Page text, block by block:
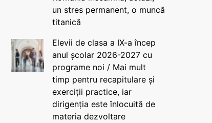
un stres permanent, o muncă
titanică
Elevii de clasa a IX-a încep
anul școlar 2026-2027 cu
programe noi / Mai mult
timp pentru recapitulare și
exerciții practice, iar
dirigenția este înlocuită de
materia dezvoltare